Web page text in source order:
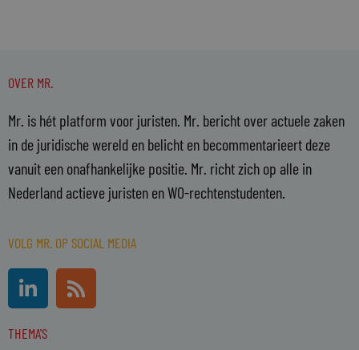
OVER MR.
Mr. is hét platform voor juristen. Mr. bericht over actuele zaken
in de juridische wereld en belicht en becommentarieert deze
vanuit een onafhankelijke positie. Mr. richt zich op alle in
Nederland actieve juristen en WO-rechtenstudenten.
VOLG MR. OP SOCIAL MEDIA
L
i
n
k
R
s
s
THEMA'S